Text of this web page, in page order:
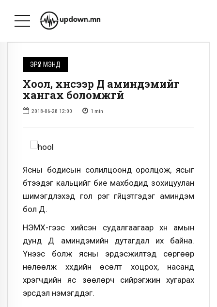
ЭРҮҮЛ МЭНД
Хоол, хүнсээр Д аминдэмийг
хангах боломжгүй
2018-06-28 12:00 1 min
Ясны бодисын солилцоонд оролцож, ясыг
бүтээдэг кальцийг бие махбодид зохицуулан
шимэгдүүлэхэд гол үүрэг гүйцэтгэдэг аминдэм
бол Д.
НЭМХ-гээс хийсэн судалгаагаар хүн амын
дунд Д аминдэмийн дутагдал их байна.
Үүнээс болж ясны эрдэсжилтэд сөргөөр
нөлөөлж хүүхдийн өсөлт хоцрох, насанд
хүрэгчдийн яс зөөлөрч сийрэгжин хугарах
эрсдэл нэмэгддэг.